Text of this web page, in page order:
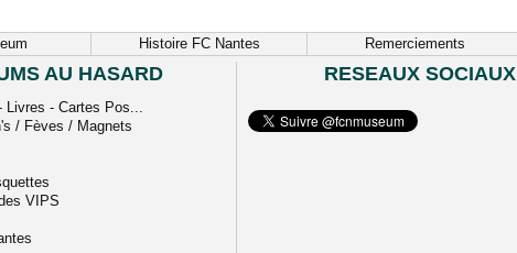
Histoire FC Nantes Remerciements
AU HASARD
Livres - Cartes Pos...
/ Fèves / Magnets
VIPS
RESEAUX SOCIAUX